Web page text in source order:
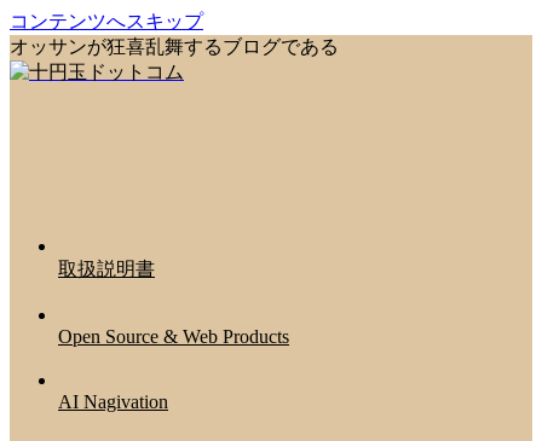
コンテンツへスキップ
オッサンが狂喜乱舞するブログである
取扱説明書
Open Source & Web Products
AI Nagivation